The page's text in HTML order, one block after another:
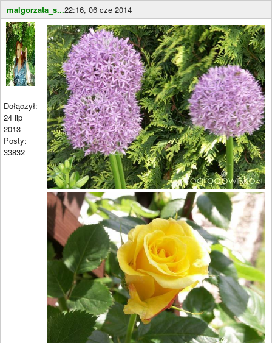
malgorzata_s...22:16, 06 cze 2014
Dołączył:
24 lip
2013
Posty:
33832